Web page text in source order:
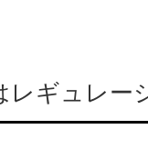
レギュレー